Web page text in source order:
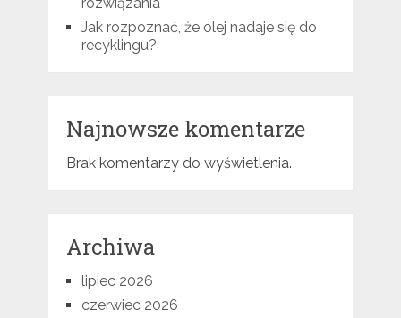
Jak rozpoznać, że olej nadaje się do
recyklingu?
Najnowsze komentarze
Brak komentarzy do wyświetlenia.
Archiwa
lipiec 2026
czerwiec 2026